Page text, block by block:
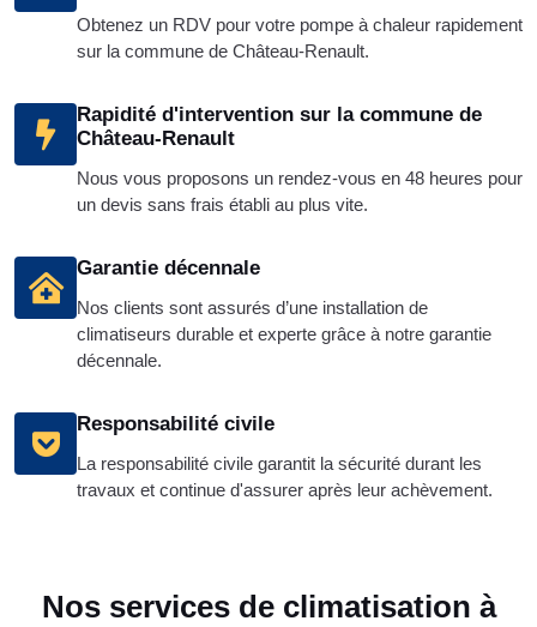
Obtenez un RDV pour votre pompe à chaleur rapidement
sur la commune de Château-Renault.
Rapidité d'intervention sur la commune de
Château-Renault
Nous vous proposons un rendez-vous en 48 heures pour
un devis sans frais établi au plus vite.
Garantie décennale
Nos clients sont assurés d’une installation de
climatiseurs durable et experte grâce à notre garantie
décennale.
Responsabilité civile
La responsabilité civile garantit la sécurité durant les
travaux et continue d'assurer après leur achèvement.
Nos services de climatisation à